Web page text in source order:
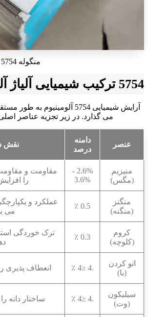
منگوله 5754 ورق آلومینیوم
5754 ترکیب شیمیایی آلیاژ آلومینیوم
آرایش شیمیایی 5754 آلومینیوم
می گذارد. در زیر تجزیه عناصر
عنصر
دامنه
درصد
نقش
منیزیم
(مگس)
2.6% -
3.6%
مقاومت و
را
منگنز
(منگنه)
0.5 ٪
عملکرد و
می
کروم
(کلوچه)
0.3 ٪
ترک خوردگی
اتو کردن
(با)
.4 ≤4 ٪ انعطاف پذیری
سیلیکون
(وت)
.4 ≤4 ٪ ساختار دانه